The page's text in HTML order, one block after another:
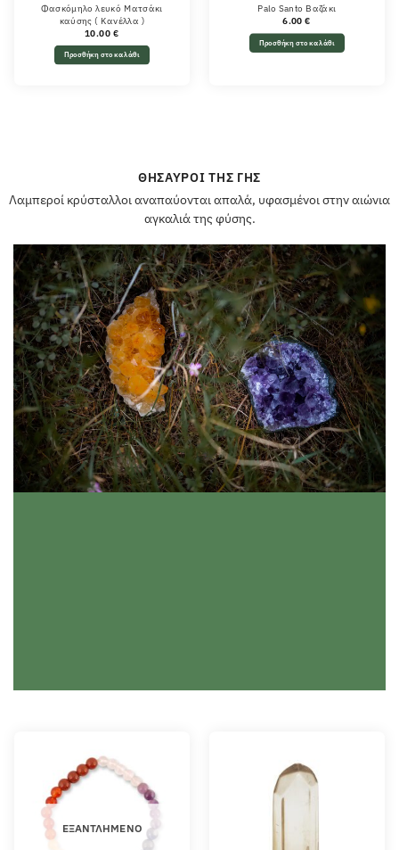
Φασκόμηλο λευκό Ματσάκι
καύσης ( Κανέλλα )
10.00 €
Προσθήκη στο καλάθι
Palo Santo Βαζάκι
6.00€
Προσθήκη στο καλάθι
ΘΗΣΑΥΡΟΊ ΤΗΣ ΓΗΣ
Λαμπεροί κρύσταλλοι αναπαύονται απαλά, υφασμένοι στην αιώνια
αγκαλιά της φύσης.
ΕΞΑΝΤΛΗΜΈΝΟ